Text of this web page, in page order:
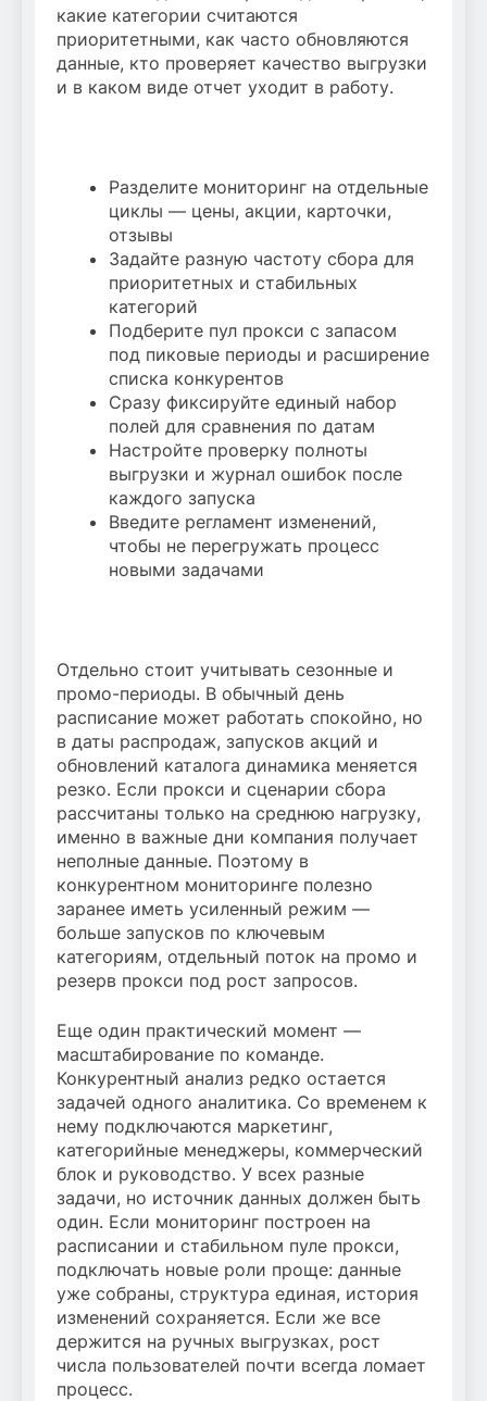
какие категории считаются
приоритетными, как часто обновляются
данные, кто проверяет качество выгрузки
и в каком виде отчет уходит в работу.
Разделите мониторинг на отдельные
циклы — цены, акции, карточки,
отзывы
Задайте разную частоту сбора для
приоритетных и стабильных
категорий
Подберите пул прокси с запасом
под пиковые периоды и расширение
списка конкурентов
Сразу фиксируйте единый набор
полей для сравнения по датам
Настройте проверку полноты
выгрузки и журнал ошибок после
каждого запуска
Введите регламент изменений,
чтобы не перегружать процесс
новыми задачами
Отдельно стоит учитывать сезонные и
промо-периоды. В обычный день
расписание может работать спокойно, но
в даты распродаж, запусков акций и
обновлений каталога динамика меняется
резко. Если прокси и сценарии сбора
рассчитаны только на среднюю нагрузку,
именно в важные дни компания получает
неполные данные. Поэтому в
конкурентном мониторинге полезно
заранее иметь усиленный режим —
больше запусков по ключевым
категориям, отдельный поток на промо и
резерв прокси под рост запросов.
Еще один практический момент —
масштабирование по команде.
Конкурентный анализ редко остается
задачей одного аналитика. Со временем к
нему подключаются маркетинг,
категорийные менеджеры, коммерческий
блок и руководство. У всех разные
задачи, но источник данных должен быть
один. Если мониторинг построен на
расписании и стабильном пуле прокси,
подключать новые роли проще: данные
уже собраны, структура единая, история
изменений сохраняется. Если же все
держится на ручных выгрузках, рост
числа пользователей почти всегда ломает
процесс.